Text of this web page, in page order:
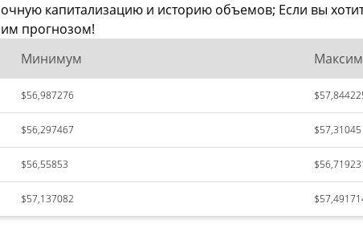
капитализацию и историю объемов; Если вы
прогнозом!
Минимум
$56,987276
$56,297467 $57,31045
$56,55853
$57,137082